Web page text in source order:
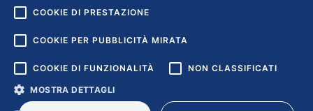
COOKIE DI PRESTAZIONE
COOKIE PER PUBBLICITÀ MIRATA
COOKIE DI FUNZIONALITÀ NON CLASSIFICATI
MOSTRA DETTAGLI